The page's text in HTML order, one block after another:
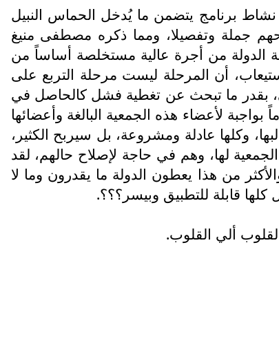
نشاط برنامج يتضمن ما يُدخل الحماس النبيل
جملة وتفصيلا، ومما ذكره مصطفى منيغ
الدولة من أجرة عالية مستخلصة أساساً من
أن المرحلة ليست مرحلة التربع على
بقدر ما تبحث عن تغطية فشل كالحاصل في
لأعضاء هذه الجمعية البالغة وأعضائها
وكلها عادلة ومشروعة، بل سيربح الكثير،
لها، وهم في حاجة لإصلاح حالهم، لقد
من هذا يعطون الدولة ما يقدرون وما لا
قابلة للتطبيق وبيسر؟؟؟.
ألي القلوب.